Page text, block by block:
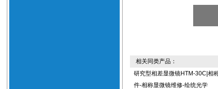
相关同类产品：
研究型相差显微镜HTM-30C|相
件-相称显微镜维修-绘统光学